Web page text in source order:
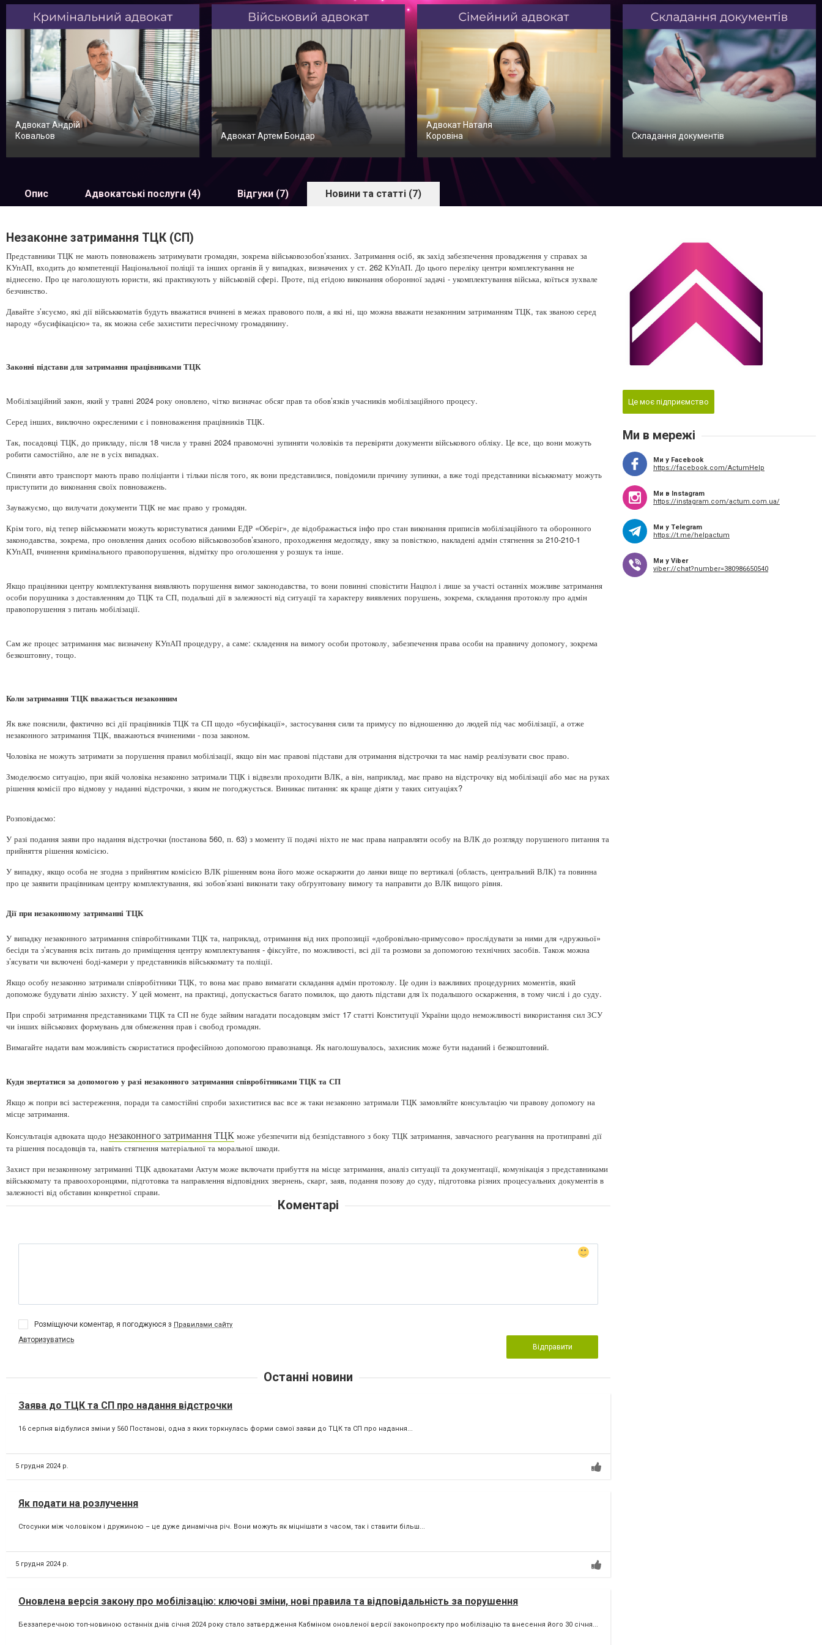
Адвокат Андрій
Ковальов
Адвокат Артем Бондар
Адвокат Наталя
Коровіна
Складання документів
Опис Адвокатські послуги (4) Відгуки (7) Новини та статті (7)
Незаконне затримання ТЦК (СП)
Представники ТЦК не мають повноважень затримувати громадян, зокрема військовозобов’язаних. Затримання осіб, як захід забезпечення провадження у справах за
КУпАП, входить до компетенції Національної поліції та інших органів й у випадках, визначених у ст. 262 КУпАП. До цього переліку центри комплектування не
віднесено. Про це наголошують юристи, які практикують у військовій сфері. Проте, під егідою виконання оборонної задачі - укомплектування війська, коїться зухвале
безчинство.
Давайте з’ясуємо, які дії військкоматів будуть вважатися вчинені в межах правового поля, а які ні, що можна вважати незаконним затриманням ТЦК, так званою серед
народу «бусифікацією» та, як можна себе захистити пересічному громадянину.
Законні підстави для затримання працівниками ТЦК
Мобілізаційний закон, який у травні 2024 року оновлено, чітко визначає обсяг прав та обов’язків учасників мобілізаційного процесу.
Серед інших, виключно окресленими є і повноваження працівників ТЦК.
Так, посадовці ТЦК, до прикладу, після 18 числа у травні 2024 правомочні зупиняти чоловіків та перевіряти документи військового обліку. Це все, що вони можуть
робити самостійно, але не в усіх випадках.
Спиняти авто транспорт мають право поліціанти і тільки після того, як вони представилися, повідомили причину зупинки, а вже тоді представники віськкомату можуть
приступити до виконання своїх повноважень.
Зауважуємо, що вилучати документи ТЦК не має право у громадян.
Крім того, від тепер військкомати можуть користуватися даними ЕДР «Оберіг», де відображається інфо про стан виконання приписів мобілізаційного та оборонного
законодавства, зокрема, про оновлення даних особою військовозобов’язаного, проходження медогляду, явку за повісткою, накладені адмін стягнення за 210-210-1
КУпАП, вчинення кримінального правопорушення, відмітку про оголошення у розшук та інше.
Якщо працівники центру комплектування виявляють порушення вимог законодавства, то вони повинні сповістити Нацпол і лише за участі останніх можливе затримання
особи порушника з доставленням до ТЦК та СП, подальші дії в залежності від ситуації та характеру виявлених порушень, зокрема, складання протоколу про адмін
правопорушення з питань мобілізації.
Сам же процес затримання має визначену КУпАП процедуру, а саме: складення на вимогу особи протоколу, забезпечення права особи на правничу допомогу, зокрема
безкоштовну, тощо.
Коли затримання ТЦК вважається незаконним
Як вже пояснили, фактично всі дії працівників ТЦК та СП щодо «бусифікації», застосування сили та примусу по відношенню до людей під час мобілізації, а отже
незаконного затримання ТЦК, вважаються вчиненими - поза законом.
Чоловіка не можуть затримати за порушення правил мобілізації, якщо він має правові підстави для отримання відстрочки та має намір реалізувати своє право.
Змоделюємо ситуацію, при якій чоловіка незаконно затримали ТЦК і відвезли проходити ВЛК, а він, наприклад, має право на відстрочку від мобілізації або має на руках
рішення комісії про відмову у наданні відстрочки, з яким не погоджується. Виникає питання: як краще діяти у таких ситуаціях?
Розповідаємо:
У разі подання заяви про надання відстрочки (постанова 560, п. 63) з моменту її подачі ніхто не має права направляти особу на ВЛК до розгляду порушеного питання та
прийняття рішення комісією.
У випадку, якщо особа не згодна з прийнятим комісією ВЛК рішенням вона його може оскаржити до ланки вище по вертикалі (область, центральний ВЛК) та повинна
про це заявити працівникам центру комплектування, які зобов’язані виконати таку обґрунтовану вимогу та направити до ВЛК вищого рівня.
Дії при незаконному затриманні ТЦК
У випадку незаконного затримання співробітниками ТЦК та, наприклад, отримання від них пропозиції «добровільно-примусово» прослідувати за ними для «дружньої»
бесіди та з’ясування всіх питань до приміщення центру комплектування - фіксуйте, по можливості, всі дії та розмови за допомогою технічних засобів. Також можна
з’ясувати чи включені боді-камери у представників військкомату та поліції.
Якщо особу незаконно затримали співробітники ТЦК, то вона має право вимагати складання адмін протоколу. Це один із важливих процедурних моментів, який
допоможе будувати лінію захисту. У цей момент, на практиці, допускається багато помилок, що дають підстави для їх подальшого оскарження, в тому числі і до суду.
При спробі затримання представниками ТЦК та СП не буде зайвим нагадати посадовцям зміст 17 статті Конституції України щодо неможливості використання сил ЗСУ
чи інших військових формувань для обмеження прав і свобод громадян.
Вимагайте надати вам можливість скористатися професійною допомогою правознавця. Як наголошувалось, захисник може бути наданий і безкоштовний.
Куди звертатися за допомогою у разі незаконного затримання співробітниками ТЦК та СП
Якщо ж попри всі застереження, поради та самостійні спроби захиститися вас все ж таки незаконно затримали ТЦК замовляйте консультацію чи правову допомогу на
місце затримання.
Консультація адвоката щодо незаконного затримання ТЦК може убезпечити від безпідставного з боку ТЦК затримання, завчасного реагування на протиправні дії
та рішення посадовців та, навіть стягнення матеріальної та моральної шкоди.
Захист при незаконному затриманні ТЦК адвокатами Актум може включати прибуття на місце затримання, аналіз ситуації та документації, комунікація з представниками
військкомату та правоохоронцями, підготовка та направлення відповідних звернень, скарг, заяв, подання позову до суду, підготовка різних процесуальних документів в
залежності від обставин конкретної справи.
Коментарі
Розміщуючи коментар, я погоджуюся з Правилами сайту
Авторизуватись
Відправити
Останні новини
Заява до ТЦК та СП про надання відстрочки
16 серпня відбулися зміни у 560 Постанові, одна з яких торкнулась форми самої заяви до ТЦК та СП про надання...
5 грудня 2024 р.
Як подати на розлучення
Стосунки між чоловіком і дружиною – це дуже динамічна річ. Вони можуть як міцнішати з часом, так і ставити більш...
5 грудня 2024 р.
Оновлена версія закону про мобілізацію: ключові зміни, нові правила та відповідальність за порушення
Беззаперечною топ-новиною останніх днів січня 2024 року стало затвердження Кабміном оновленої версії законопроєкту про мобілізацію та внесення його 30 січня...
Це моє підприємство
Ми в мережі
Ми у Facebook
https://facebook.com/ActumHelp
Ми в Instagram
https://instagram.com/actum.com.ua/
Ми у Telegram
https://t.me/helpactum
Ми у Viber
viber://chat?number=380986650540